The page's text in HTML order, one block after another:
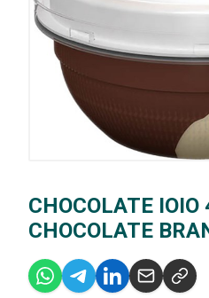
CHOCOLATE
CHOCOLATE